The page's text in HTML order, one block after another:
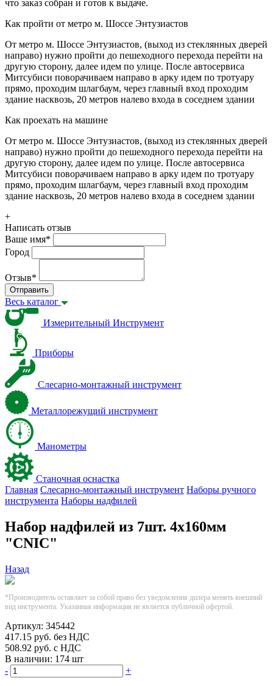
что заказ собран и готов к выдаче.
Как пройти от метро м. Шоссе Энтузиастов
От метро м. Шоссе Энтузиастов, (выход из стеклянных дверей
направо) нужно пройти до пешеходного перехода перейти на
другую сторону, далее идем по улице. После автосервиса
Митсубиси поворачиваем направо в арку идем по тротуару
прямо, проходим шлагбаум, через главный вход проходим
здание насквозь, 20 метров налево входа в соседнем здании
Как проехать на машине
От метро м. Шоссе Энтузиастов, (выход из стеклянных дверей
направо) нужно пройти до пешеходного перехода перейти на
другую сторону, далее идем по улице. После автосервиса
Митсубиси поворачиваем направо в арку идем по тротуару
прямо, проходим шлагбаум, через главный вход проходим
здание насквозь, 20 метров налево входа в соседнем здании
+
Написать отзыв
Ваше имя*
Город
Отзыв*
Отправить
Весь каталог
Измерительный Инструмент
Приборы
Слесарно-монтажный инструмент
Металлорежущий инструмент
Манометры
Станочная оснастка
Главная Слесарно-монтажный инструмент Наборы ручного
инструмента Наборы надфилей
Набор надфилей из 7шт. 4х160мм
"CNIC"
Назад
*Производитель оставляет за собой право без уведомления дилера менять внешний
вид инструмента. Указанная информация не является публичной офертой.
Артикул: 345442
417.15 руб. без НДС
508.92 руб. с НДС
В наличии: 174 шт
-
+